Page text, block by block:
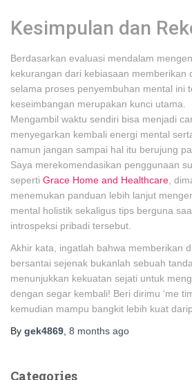
Kesimpulan dan
Berdasarkan evaluasi mendalam
kekurangan dari kebiasaan memberikan
selama proses penyembuhan mental ini
keseimbangan merupakan kunci utama.
Mengambil waktu sendiri bisa menjadi
menyegarkan kembali energi mental
namun jangan sampai hal itu berujung
Saya merekomendasikan penggunaan
seperti Grace Home and Healthcare ,
menemukan panduan lebih lanjut
mental holistik sekaligus tips berguna
introspeksi pribadi tersebut.
Akhir kata, ingatlah bahwa memberikan
bersantai sejenak bukanlah sebuah
menunjukkan kekuatan sejati untuk
dengan segar kembali! Beri dirimu ‘me
kemudian mampu bangkit lebih kuat
By gek4869 8 months ago
Categories